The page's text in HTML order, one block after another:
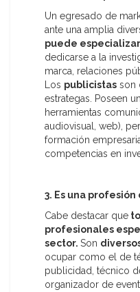
Un egresado de
ante una amplia
puede
dedicarse a la
marca, relaciones
Los publicistas son
estrategas. Poseen
herramientas
audiovisual, web),
formación
competencias en
3. Es una
Cabe destacar que
profesionales
sector. Son
ocupar como el de
publicidad, técnico
organizador de